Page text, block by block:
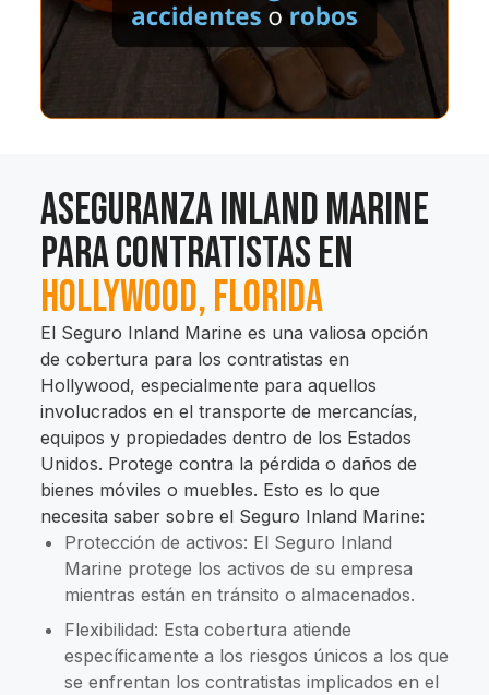
Aseguranza Inland Marine
para contratistas en
Hollywood, Florida
El Seguro Inland Marine es una valiosa opción
de cobertura para los contratistas en
Hollywood, especialmente para aquellos
involucrados en el transporte de mercancías,
equipos y propiedades dentro de los Estados
Unidos. Protege contra la pérdida o daños de
bienes móviles o muebles. Esto es lo que
necesita saber sobre el Seguro Inland Marine:
Protección de activos: El Seguro Inland
Marine protege los activos de su empresa
mientras están en tránsito o almacenados.
Flexibilidad: Esta cobertura atiende
específicamente a los riesgos únicos a los que
se enfrentan los contratistas implicados en el